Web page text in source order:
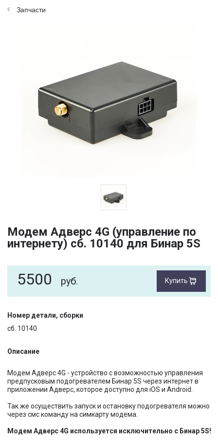
Запчасти
Модем Адверс 4G (управление по
интернету) сб. 10140 для Бинар 5S
5500 руб. Купить
Номер детали, сборки
сб. 10140
Описание
Модем Адверс 4G - устройство с возможностью управления
предпусковым подогревателем Бинар 5S через интернет в
приложении Адверс, которое доступно для iOS и Android.
Так же осуществить запуск и остановку подогревателя можно
через смс команду на симкарту модема.
Модем Адверс 4G используется исключительно с Бинар 5S!